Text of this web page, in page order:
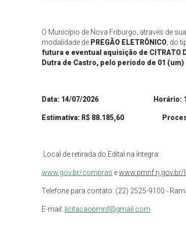
O Município de Nova Friburgo, através de
modalidade de PREGÃO ELETRÔNICO , do
futura e eventual aquisição de CITRATO
Dutra de Castro, pelo período de 01 (um)
Data: 14/07/2026 Horário:
Estimativa: R$ 88.185,60
Local de retirada do Edital na íntegra:
www.gov.br/compras e
Telefone para contato: (22) 2525-9100 -
E-mail: licitacaopmnf@gmail.com